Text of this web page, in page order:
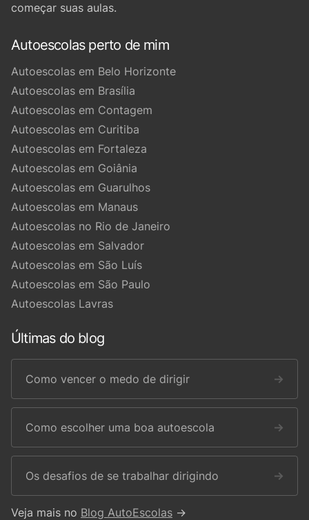
começar suas aulas.
Autoescolas perto de mim
Autoescolas em Belo Horizonte
Autoescolas em Brasília
Autoescolas em Contagem
Autoescolas em Curitiba
Autoescolas em Fortaleza
Autoescolas em Goiânia
Autoescolas em Guarulhos
Autoescolas em Manaus
Autoescolas no Rio de Janeiro
Autoescolas em Salvador
Autoescolas em São Luís
Autoescolas em São Paulo
Autoescolas Lavras
Últimas do blog
Como vencer o medo de dirigir →
Como escolher uma boa autoescola →
Os desafios de se trabalhar dirigindo →
Veja mais no Blog AutoEscolas →